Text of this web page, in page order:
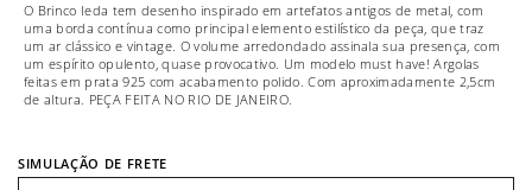
O Brinco Ieda tem desenho inspirado em artefatos antigos de metal, com
uma borda contínua como principal elemento estilístico da peça, que traz
um ar clássico e vintage. O volume arredondado assinala sua presença, com
um espírito opulento, quase provocativo. Um modelo must have! Argolas
feitas em prata 925 com acabamento polido. Com aproximadamente 2,5cm
de altura. PEÇA FEITA NO RIO DE JANEIRO.
SIMULAÇÃO DE FRETE